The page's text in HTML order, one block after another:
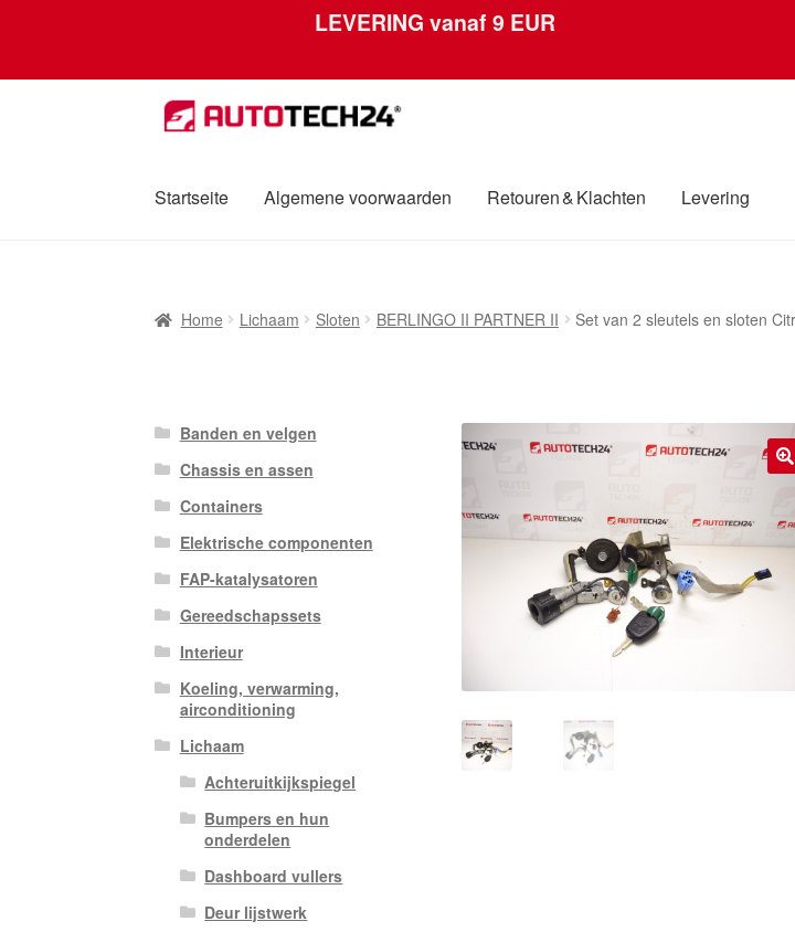
LEVERING vanaf 9 EUR
Ga
door
navigatie
Ga
naar
inhoud
Startseite Algemene voorwaarden Retouren & Klachten Levering
Over ons PrivacybeleidWereldwijde verzendingWinkelwagen
Home Lichaam Sloten BERLINGO II PARTNER II Set van 2 sleutels en sloten
Banden en velgen
Chassis en assen
Containers
Elektrische componenten
FAP-katalysatoren
Gereedschapssets
Interieur
Koeling, verwarming,
airconditioning
Lichaam
Achteruitkijkspiegel
Bumpers en hun
onderdelen
Dashboard vullers
Deur lijstwerk